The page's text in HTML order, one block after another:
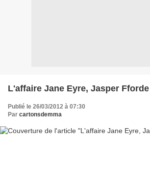
L'affaire Jane Eyre, Jasper Fforde
Publié le 26/03/2012 à 07:30
Par cartonsdemma